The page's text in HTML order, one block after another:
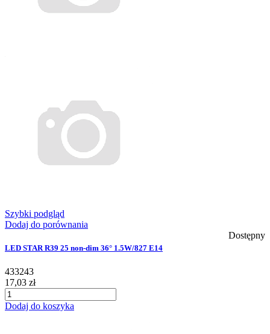
Szybki podgląd
Dodaj do porównania
Dostępny
LED STAR R39 25 non-dim 36° 1.5W/827 E14
433243
17,03 zł
Dodaj do koszyka